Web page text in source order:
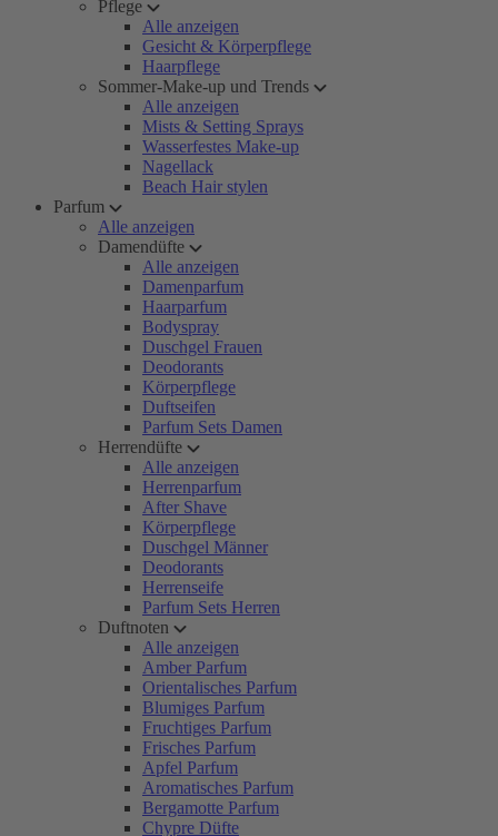
Pflege
Alle anzeigen
Gesicht & Körperpflege
Haarpflege
Sommer-Make-up und Trends
Alle anzeigen
Mists & Setting Sprays
Wasserfestes Make-up
Nagellack
Beach Hair stylen
Parfum
Alle anzeigen
Damendüfte
Alle anzeigen
Damenparfum
Haarparfum
Bodyspray
Duschgel Frauen
Deodorants
Körperpflege
Duftseifen
Parfum Sets Damen
Herrendüfte
Alle anzeigen
Herrenparfum
After Shave
Körperpflege
Duschgel Männer
Deodorants
Herrenseife
Parfum Sets Herren
Duftnoten
Alle anzeigen
Amber Parfum
Orientalisches Parfum
Blumiges Parfum
Fruchtiges Parfum
Frisches Parfum
Apfel Parfum
Aromatisches Parfum
Bergamotte Parfum
Chypre Düfte